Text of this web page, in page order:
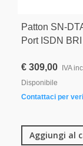
Patton SN-
Port ISDN
€ 309,00 IVA
Disponibile
Contattaci per
Aggiungi al